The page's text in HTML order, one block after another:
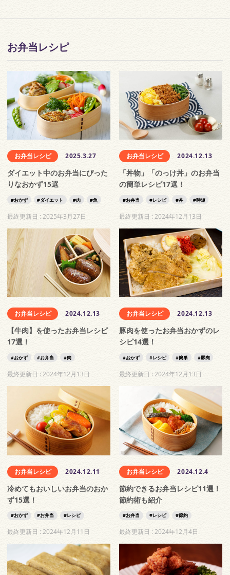
お弁当レシピ
お弁当レシピ 2025.3.27
ダイエット中のお弁当にぴった
りなおかず15選
おかず ダイエット 肉 魚
最終更新日 : 2025年3月27日
お弁当レシピ 2024.12.13
「丼物」「のっけ丼」のお弁当
の簡単レシピ17選！
お弁当 レシピ 丼 時短
最終更新日 :2024年12月13日
お弁当レシピ 2024.12.13
【牛肉】を使ったお弁当レシピ
17選！
おかず お弁当 肉
最終更新日 :2024年12月13日
お弁当レシピ 2024.12.13
豚肉を使ったお弁当おかずのレ
シピ14選！
おかず レシピ 簡単 豚肉
最終更新日 :2024年12月13日
お弁当レシピ 2024.12.11
冷めてもおいしいお弁当のおか
ず15選！
おかず お弁当 レシピ
最終更新日 :2024年12月11日
お弁当レシピ 2024.12.4
節約できるお弁当レシピ11選！
節約術も紹介
お弁当 レシピ 節約
最終更新日 :2024年12月4日